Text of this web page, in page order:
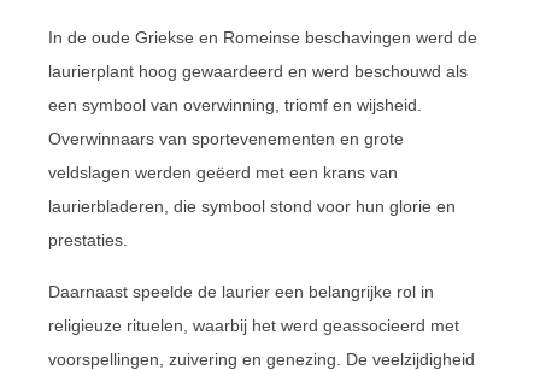
In de oude Griekse en Romeinse beschavingen werd de
laurierplant hoog gewaardeerd en werd beschouwd als
een symbool van overwinning, triomf en wijsheid.
Overwinnaars van sportevenementen en grote
veldslagen werden geëerd met een krans van
laurierbladeren, die symbool stond voor hun glorie en
prestaties.
Daarnaast speelde de laurier een belangrijke rol in
religieuze rituelen, waarbij het werd geassocieerd met
voorspellingen, zuivering en genezing. De veelzijdigheid